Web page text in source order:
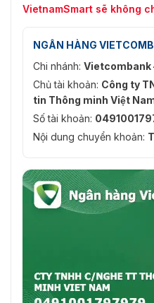
VietnamSmart sẽ không
NGÂN HÀNG
Chi nhánh: Vietcombank
Chủ tài khoản: Công ty
tin Thông minh Việt
Số tài khoản:
Nội dung chuyển khoản: